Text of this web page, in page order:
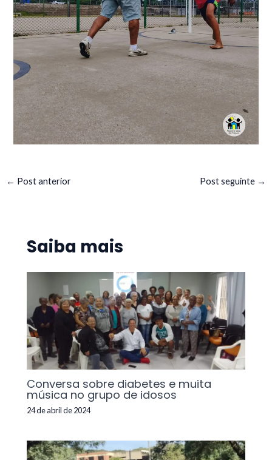
← Post anterior Post seguinte →
Saiba mais
Conversa sobre diabetes e muita
música no grupo de idosos
24 de abril de 2024